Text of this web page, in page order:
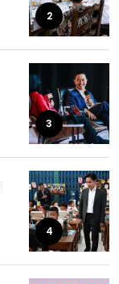
2
3
4